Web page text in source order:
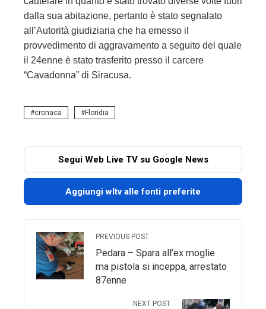
dalla sua abitazione, pertanto è stato segnalato
all’Autorità giudiziaria che ha emesso il
provvedimento di aggravamento a seguito del quale
il 24enne è stato trasferito presso il carcere
“Cavadonna” di Siracusa.
cronaca Floridia
Segui Web Live TV su Google News
Aggiungi wltv alle fonti preferite
PREVIOUS POST
Pedara – Spara all’ex moglie
ma pistola si inceppa, arrestato
87enne
NEXT POST